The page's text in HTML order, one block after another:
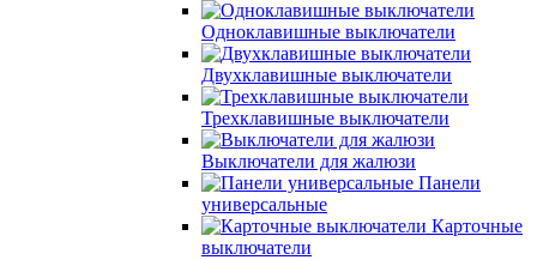
Одноклавишные выключатели
Двухклавишные выключатели
Трехклавишные выключатели
Выключатели для жалюзи
Панели
универсальные
Карточные
выключатели